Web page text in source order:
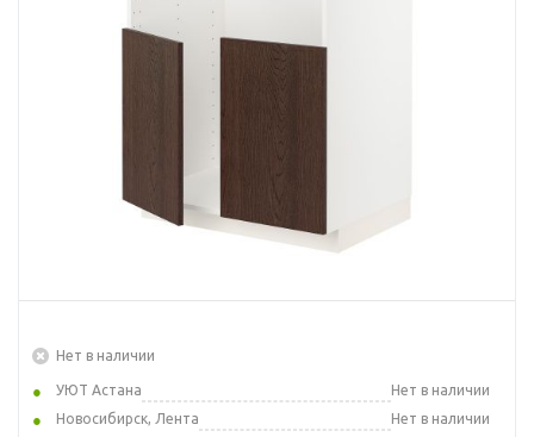
Нет в наличии
УЮТ Астана
Нет в наличии
Новосибирск, Лента
Нет в наличии